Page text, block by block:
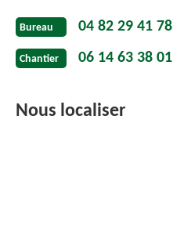
Bureau 04 82 29 41 78
Chantier 06 14 63 38 01
Nous localiser